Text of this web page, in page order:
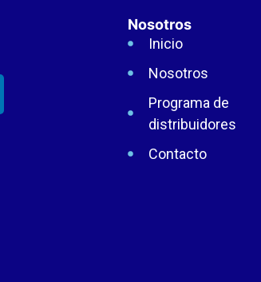
Nosotros
Inicio
Nosotros
Programa de
distribuidores
Contacto